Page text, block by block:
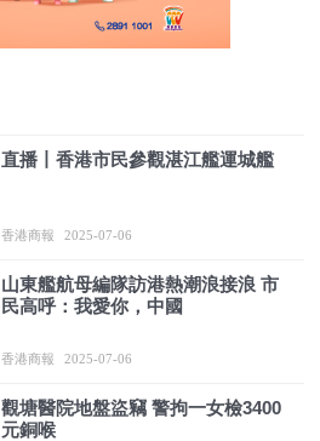
直播丨香港市民參觀湛江艦運城艦
香港商報 2025-07-06
山東艦航母編隊訪港熱潮浪接浪 市
民高呼：我愛你，中國
香港商報 2025-07-06
觀塘醫院地盤盜竊 警拘一女檢3400
元銅喉